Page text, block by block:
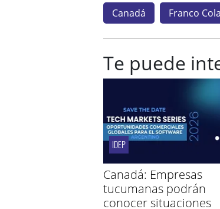
Canadá Franco
Te puede
IDEP
Canadá: Empresas
tucumanas podrán
conocer situaciones